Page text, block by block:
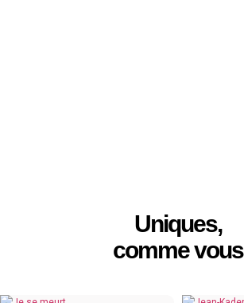
Uniques,
comme vous